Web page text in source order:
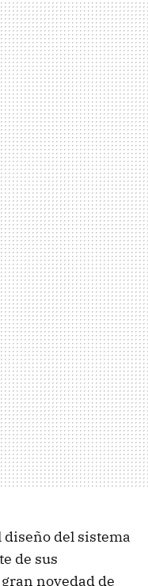
del sistema
de sus
novedad de